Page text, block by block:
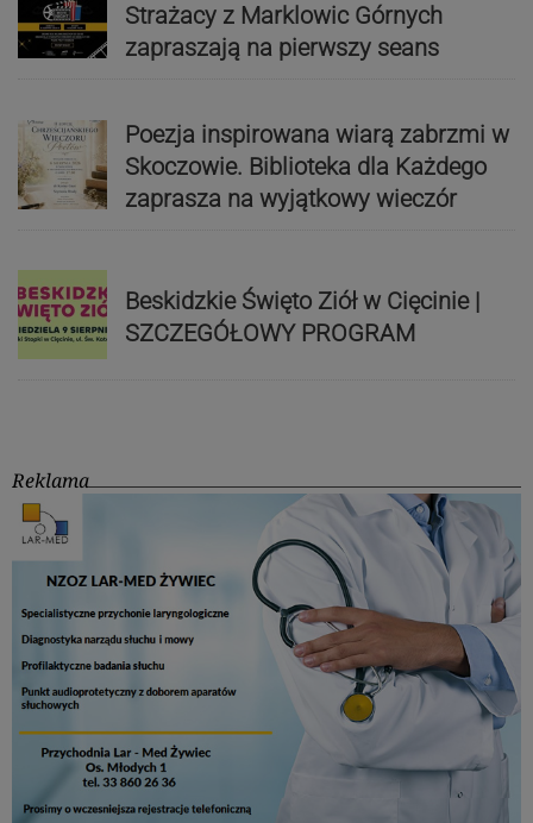
Strażacy z Marklowic Górnych
zapraszają na pierwszy seans
Poezja inspirowana wiarą zabrzmi w
Skoczowie. Biblioteka dla Każdego
zaprasza na wyjątkowy wieczór
Beskidzkie Święto Ziół w Cięcinie |
SZCZEGÓŁOWY PROGRAM
Reklama